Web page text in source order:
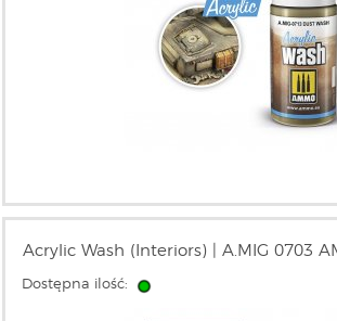
Acrylic Wash (Interiors) | A.MIG 0703
Dostępna ilość: